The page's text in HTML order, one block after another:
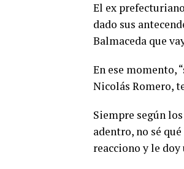
El ex
dado sus
Balmaceda que
En ese momento,
Nicolás Romero,
Siempre según
adentro, no sé
reacciono y le doy